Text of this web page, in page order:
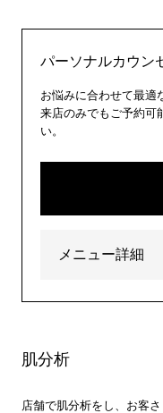
パーソナルカウン
お悩みに合わせて最適
来店のみでもご予約可
い。
メニュー詳細
肌分析
店舗で肌分析をし、お客